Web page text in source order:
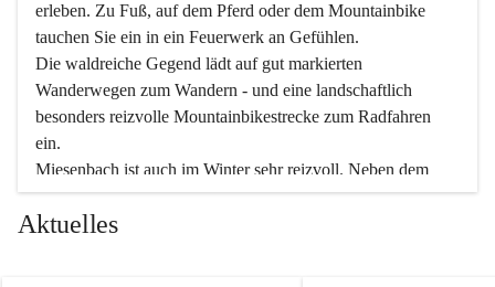
erleben. Zu Fuß, auf dem Pferd oder dem Mountainbike
tauchen Sie ein in ein Feuerwerk an Gefühlen.
Die waldreiche Gegend lädt auf gut markierten
Wanderwegen zum Wandern - und eine landschaftlich
besonders reizvolle Mountainbikestrecke zum Radfahren
ein.
Miesenbach ist auch im Winter sehr reizvoll. Neben dem
Eisstockschießen gibt es auf dem nahe gelegenen Unterberg
wunderschöne Naturschneepisten, die zum Schifahren oder
Aktuelles